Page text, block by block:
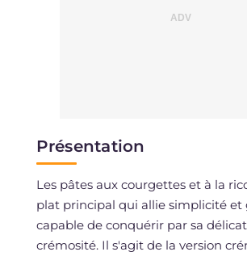
Présentation
Les pâtes aux courgettes et à la
plat principal qui allie simplicité et
capable de conquérir par sa
crémosité. Il s'agit de la version